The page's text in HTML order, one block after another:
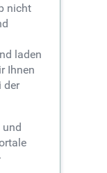
nicht
laden
Ihnen
der
und